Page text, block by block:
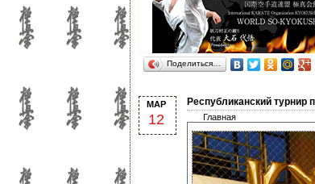
Поделиться…
МАР
12
Республиканский турнир
Главная